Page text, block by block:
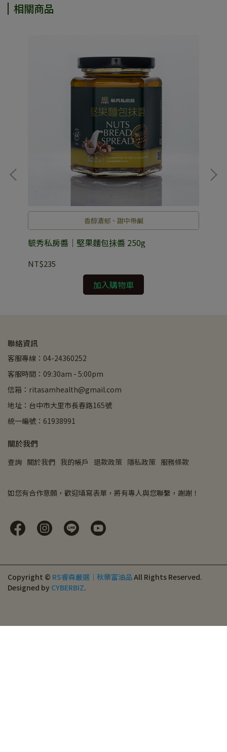
相關商品
香醇濃郁、甜中帶鹹
毓秀私房醬｜堅果麵包抺醬 250g
NT$235
加入購物車
聯絡資訊
客服專線：04-24360252
客服時間：09:30am - 5:00pm
信箱：ritasamhealth@gmail.com
地址：台中市大里市長春路165號
統一編號：61938991
關於我們
查詢 關於我們 我的帳戶 退款政策 隱私政策 服務條款
如您有合作意願，歡迎填寫表單，將有專人與您聯繫，謝謝！
Copyright © RS睿森嚴選｜秋樂富油品All Rights Reserved.
Designed by CYBERBIZ.